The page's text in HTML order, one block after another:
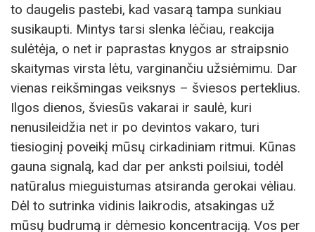
to daugelis pastebi, kad vasarą tampa sunkiau
susikaupti. Mintys tarsi slenka lėčiau, reakcija
sulėtėja, o net ir paprastas knygos ar straipsnio
skaitymas virsta lėtu, varginančiu užsiėmimu. Dar
vienas reikšmingas veiksnys – šviesos perteklius.
Ilgos dienos, šviesūs vakarai ir saulė, kuri
nenusileidžia net ir po devintos vakaro, turi
tiesioginį poveikį mūsų cirkadiniam ritmui. Kūnas
gauna signalą, kad dar per anksti poilsiui, todėl
natūralus mieguistumas atsiranda gerokai vėliau.
Dėl to sutrinka vidinis laikrodis, atsakingas už
mūsų budrumą ir dėmesio koncentraciją. Vos per